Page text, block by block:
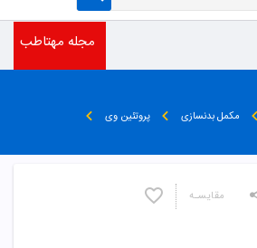
مجله مهتاطب
مکمل بدنسازی
پروتئین وی
مقایسـه